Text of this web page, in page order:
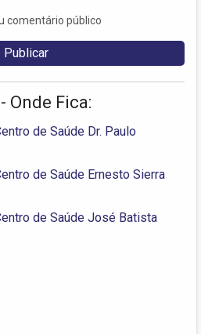
comentário público
Onde Fica:
de Saúde Dr. Paulo
de Saúde Ernesto Sierra
de Saúde José Batista